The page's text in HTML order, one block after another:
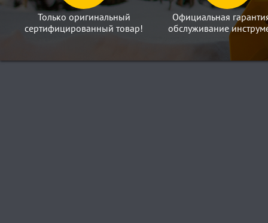
Только оригинальный
сертифицированный товар!
Официальная
обслуживание